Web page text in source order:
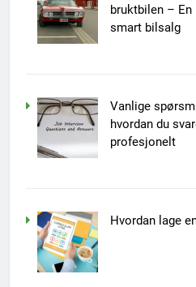
bruktbilen –
smart bilsalg
Vanlige
hvordan du
profesjonelt
Hvordan lage